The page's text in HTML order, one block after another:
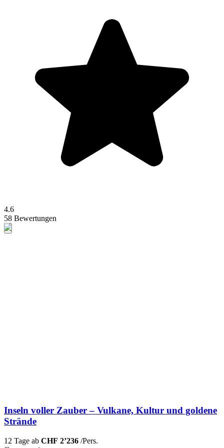
4.6
58 Bewertungen
Inseln voller Zauber – Vulkane, Kultur und goldene
Strände
12 Tage ab CHF 2’236 /Pers.